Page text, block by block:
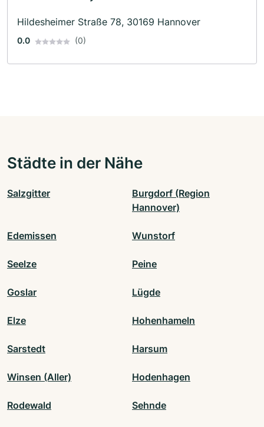
Hildesheimer Straße 78, 30169 Hannover
0.0 (0)
Städte in der Nähe
Salzgitter
Burgdorf (Region
Hannover)
Edemissen Wunstorf
Seelze Peine
Goslar Lügde
Elze Hohenhameln
Sarstedt Harsum
Winsen (Aller) Hodenhagen
Rodewald Sehnde